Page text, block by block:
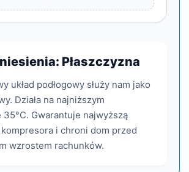
Płaszczyzna
układ podłogowy służy nam jako
Działa na najniższym
35°C. Gwarantuje najwyższą
i chroni dom przed
wzrostem rachunków.